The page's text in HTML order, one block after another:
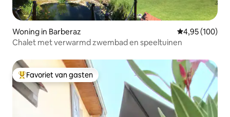
Woning in Barberaz Gemiddelde
4,95 (100)
Chalet met verwarmd zwembad en speeltuinen
Topfavoriet van gasten
Favoriet van gasten